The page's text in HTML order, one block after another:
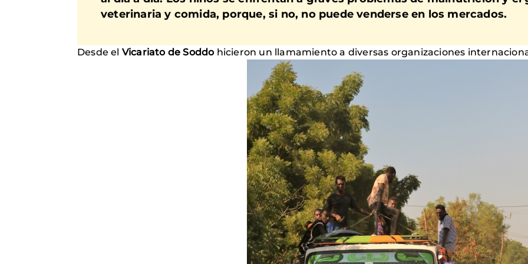
veterinaria y comida, porque, si no, no puede venderse en los mercados.
Desde el Vicariato de Soddohicieron un llamamiento a diversas organizaciones